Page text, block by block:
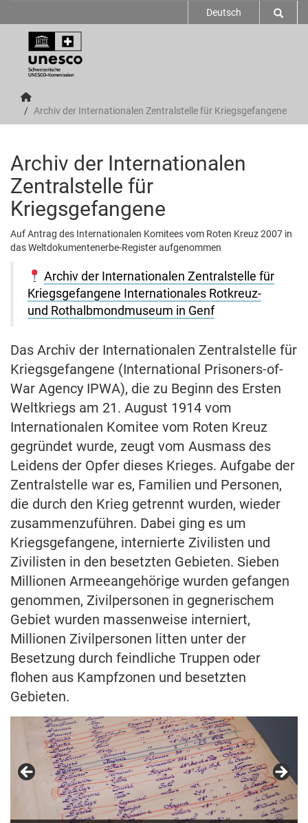
Deutsch
Archiv der Internationalen Zentralstelle für Kriegsgefangene
Archiv der Internationalen
Zentralstelle für
Kriegsgefangene
Auf Antrag des Internationalen Komitees vom Roten Kreuz 2007 in
das Weltdokumentenerbe-Register aufgenommen
Archiv der Internationalen Zentralstelle für
Kriegsgefangene Internationales Rotkreuz-
und Rothalbmondmuseum in Genf
Das Archiv der Internationalen Zentralstelle für
Kriegsgefangene (International Prisoners-of-
War Agency IPWA), die zu Beginn des Ersten
Weltkriegs am 21. August 1914 vom
Internationalen Komitee vom Roten Kreuz
gegründet wurde, zeugt vom Ausmass des
Leidens der Opfer dieses Krieges. Aufgabe der
Zentralstelle war es, Familien und Personen,
die durch den Krieg getrennt wurden, wieder
zusammenzuführen. Dabei ging es um
Kriegsgefangene, internierte Zivilisten und
Zivilisten in den besetzten Gebieten. Sieben
Millionen Armeeangehörige wurden gefangen
genommen, Zivilpersonen in gegnerischem
Gebiet wurden massenweise interniert,
Millionen Zivilpersonen litten unter der
Besetzung durch feindliche Truppen oder
flohen aus Kampfzonen und besetzten
Gebieten.